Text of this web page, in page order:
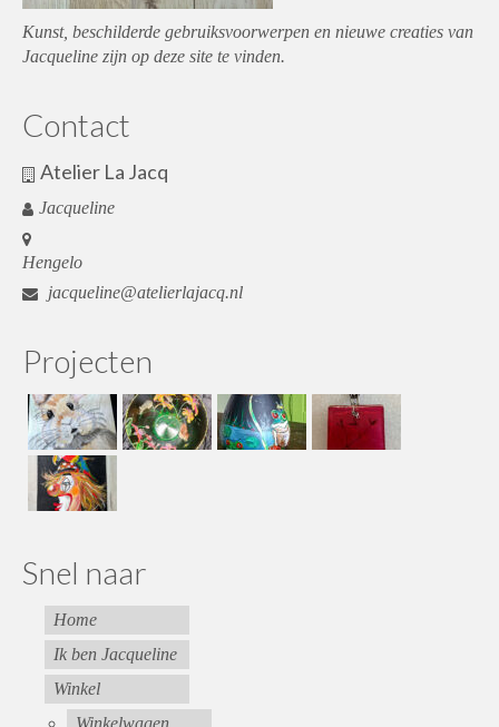
Kunst, beschilderde gebruiksvoorwerpen en nieuwe creaties van
Jacqueline zijn op deze site te vinden.
Contact
Atelier La Jacq
Jacqueline
Hengelo
jacqueline@atelierlajacq.nl
Projecten
Snel naar
Home
Ik ben Jacqueline
Winkel